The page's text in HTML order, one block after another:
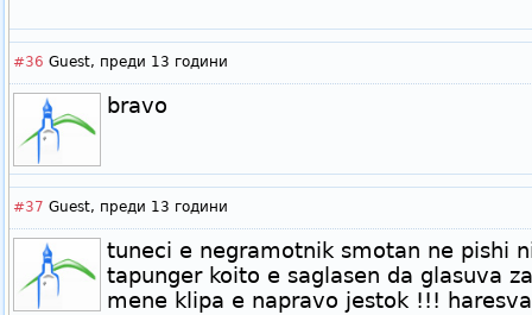
#36 Guest, преди 13 години
bravo
#37 Guest, преди 13 години
tuneci e negramotnik smotan ne pishi
tapunger koito e saglasen da glasuva
mene klipa e napravo jestok !!!